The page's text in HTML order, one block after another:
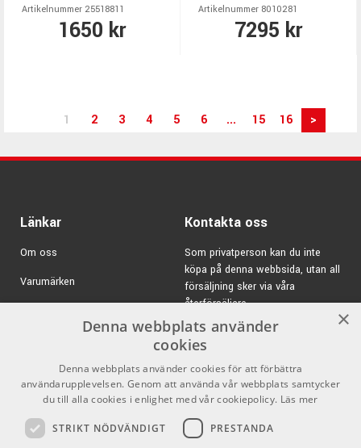
Artikelnummer 25518811
1650 kr
Artikelnummer 8010281
7295 kr
1 2 3 4 5 6 ... 15 16 >
Länkar
Om oss
Varumärken
Försäljningsvillkor
Inlogg för återförsäljare
Kontakta oss
Som privatperson kan du inte
köpa på denna webbsida, utan all
försäljning sker via våra
återförsäljare.
E-post:info@emnordic.se
×
Denna webbplats använder
cookies
Denna webbplats använder cookies för att förbättra
användarupplevelsen. Genom att använda vår webbplats samtycker
du till alla cookies i enlighet med vår cookiepolicy. Läs mer
STRIKT NÖDVÄNDIGT PRESTANDA